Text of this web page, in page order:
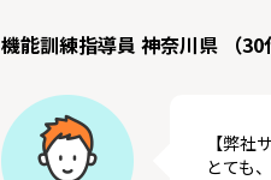
機能訓練指導員 神奈川県 （30
【弊社
とても